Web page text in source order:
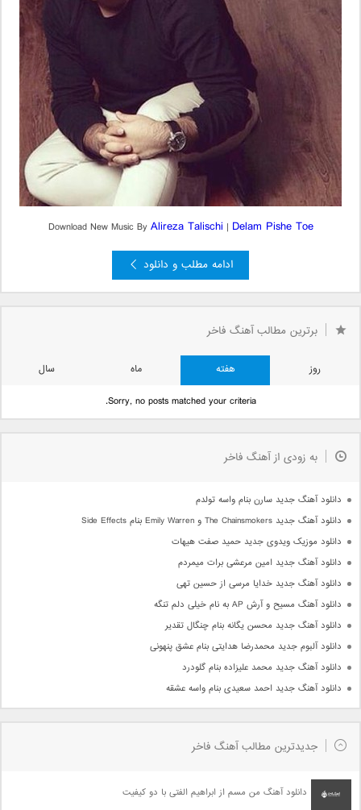
Download New Music ByAlireza Talischi | Delam Pishe Toe
ادامه مطلب و دانلود
برترین مطالب آهنگ فاخر
روز هفته ماه
سال
Sorry, no posts matched your criteria.
به زودی از آهنگ فاخر
دانلود آهنگ جدید سارن بنام واسه تولدم
دانلود آهنگ جدید The Chainsmokers و Emily Warren بنام Side Effects
دانلود موزیک ویدوی جدید حمید صفت هیهات
دانلود آهنگ جدید امین مرعشی برات میمردم
دانلود آهنگ جدید خدایا مرسی از حسین تهی
دانلود آهنگ مسیح و آرش AP به نام خیلی دلم تنگه
دانلود آهنگ جدید محسن یگانه بنام چنگال تقدیر
دانلود آلبوم جدید محمدرضا هدایتی بنام عشق پنهونی
دانلود آهنگ جدید محمد علیزاده بنام گلودرد
دانلود آهنگ جدید احمد سعیدی بنام واسه عشقه
جدیدترین مطالب آهنگ فاخر
دانلود آهنگ من مسم از ابراهیم الفتی با دو کیفیت